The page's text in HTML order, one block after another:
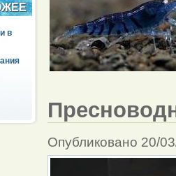
в
Опубликовано 20/